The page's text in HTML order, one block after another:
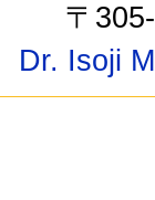
〒
Dr. Isoji